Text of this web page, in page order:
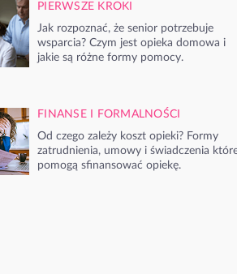
PIERWSZE KROKI
Jak rozpoznać, że senior potrzebuje
wsparcia? Czym jest opieka domowa i
jakie są różne formy pomocy.
FINANSE I FORMALNOŚCI
Od czego zależy koszt opieki? Formy
zatrudnienia, umowy i świadczenia
pomogą sfinansować opiekę.